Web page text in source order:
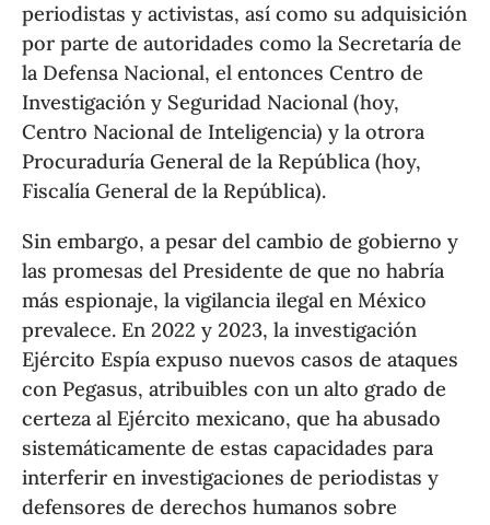
periodistas y activistas, así como su adquisición
por parte de autoridades como la Secretaría de
la Defensa Nacional, el entonces Centro de
Investigación y Seguridad Nacional (hoy,
Centro Nacional de Inteligencia) y la otrora
Procuraduría General de la República (hoy,
Fiscalía General de la República).
Sin embargo, a pesar del cambio de gobierno y
las promesas del Presidente de que no habría
más espionaje, la vigilancia ilegal en México
prevalece. En 2022 y 2023, la investigación
Ejército Espía expuso nuevos casos de ataques
con Pegasus, atribuibles con un alto grado de
certeza al Ejército mexicano, que ha abusado
sistemáticamente de estas capacidades para
interferir en investigaciones de periodistas y
defensores de derechos humanos sobre